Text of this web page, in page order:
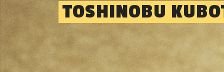
TOSHINOBU